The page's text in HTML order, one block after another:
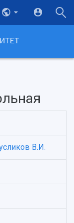
коллективы
В.И.